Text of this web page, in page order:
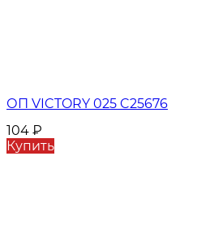
ОП VICTORY 025 C25676
104 ₽
Купить